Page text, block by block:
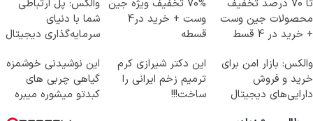
تا 70 درصد تخفیف
محصولات جین وست
+ خرید در 4 قسط
70% تخفیف ویژه جین
وست + خرید در4
قسطه
والکس: پل ارتباطی
شما با دنیای
سرمایه‌گذاری دیجیتال
والکس: بازار امن برای
خرید و فروش
دارایی‌های دیجیتال
این دکتر شیرازی کرم
ترمیم زخم ایرانی را
ساخت!!!
این نوشیدنی خوشمزه
گیاهی چربی های
کبدتو میشوره میبره